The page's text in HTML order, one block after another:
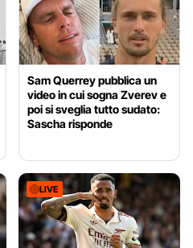
Sam Querrey pubblica un
video in cui sogna Zverev e
poi si sveglia tutto sudato:
Sascha risponde
LIVE